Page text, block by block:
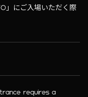
」にご入場いただく際
requires a